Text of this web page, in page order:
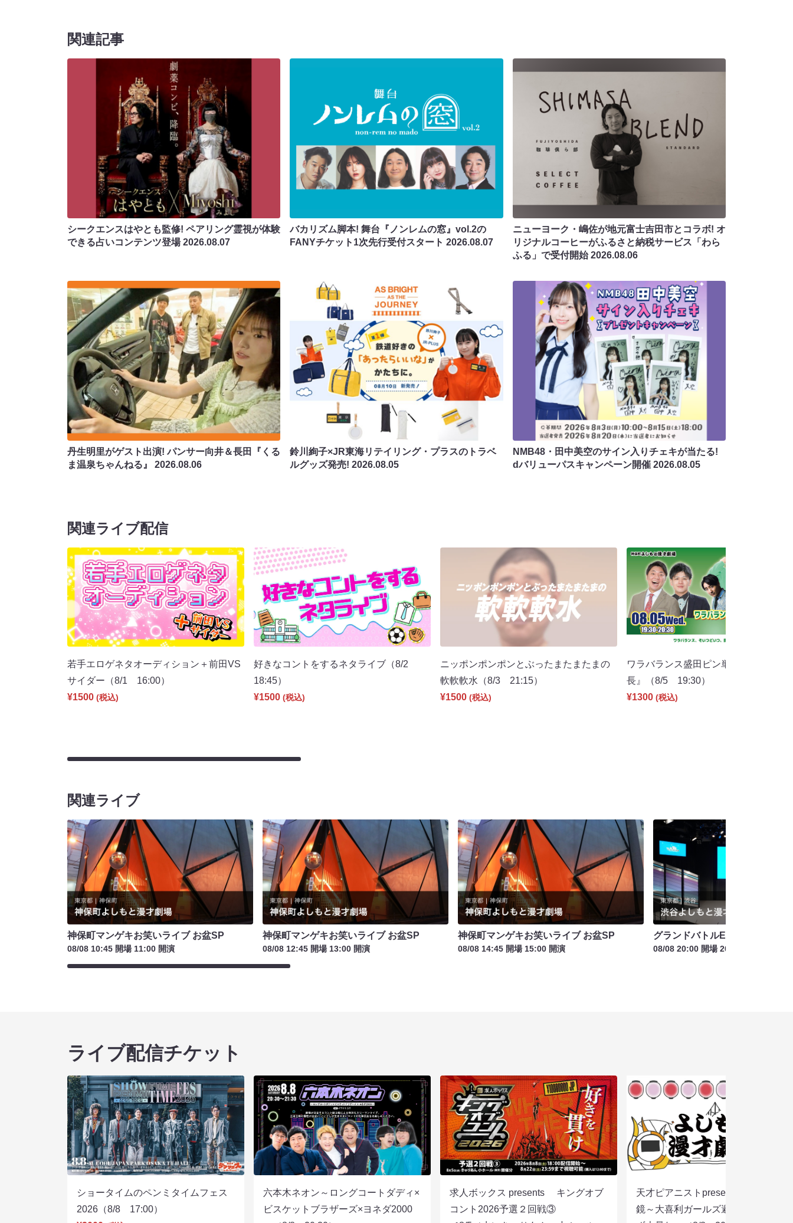
関連記事
シークエンスはやとも監修! ペアリング霊視が体験
できる占いコンテンツ登場2026.08.07
バカリズム脚本! 舞台『ノンレムの窓』vol.2の
FANYチケット1次先行受付スタート2026.08.07
ニューヨーク・嶋佐が地元富士吉田市とコラボ! オ
リジナルコーヒーがふるさと納税サービス「わら
ふる」で受付開始2026.08.06
丹生明里がゲスト出演! パンサー向井＆長田『くる
ま温泉ちゃんねる』 2026.08.06
鈴川絢子×JR東海リテイリング・プラスのトラベ
ルグッズ発売!2026.08.05
NMB48・田中美空のサイン入りチェキが当たる!
dバリューパスキャンペーン開催 2026.08.05
関連ライブ配信
若手エロゲネタオーディション＋前田VS
サイダー（8/1 16:00）
¥1500 (税込)
好きなコントをするネタライブ（8/2
18:45）
¥1500 (税込)
ニッポンポンポンとぶったまたまたまの
軟軟軟水（8/3 21:15）
¥1500 (税込)
ワラバランス盛田ピン単独ライブ 『船
長』（8/5 19:30）
¥1300 (税込)
関連ライブ
神保町マンゲキお笑いライブ お盆SP
08/08 10:45 開場 11:00 開演
神保町マンゲキお笑いライブ お盆SP
08/08 12:45 開場 13:00 開演
神保町マンゲキお笑いライブ お盆SP
08/08 14:45 開場 15:00 開演
グランドバトルEAST
08/08 20:00 開場 20:15 開演
ライブ配信チケット
ショータイムのペンミタイムフェス
2026（8/8 17:00）
六本木ネオン～ロングコートダディ×
ビスケットブラザーズ×ヨネダ2000
求人ボックス presents キングオブ
コント2026予選２回戦③
天才ピアニストpresentsすっぴん眼
鏡～大喜利ガールズ避暑地を目指さ